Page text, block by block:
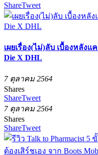
ShareTweet
เผยเรื่อง(ไม่)ลับ เบื้องหลัง
Die X DHL
7 ตุลาคม 2564
Shares
ShareTweet
7 ตุลาคม 2564
Shares
ShareTweet